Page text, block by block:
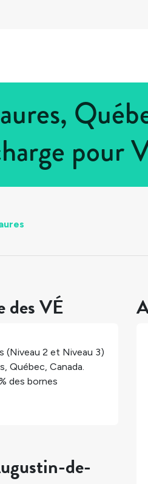
pour
des VÉ
(Niveau 2 et Niveau 3)
, Québec, Canada.
des bornes
de-